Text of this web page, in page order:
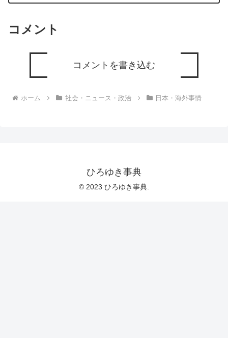
コメント
コメントを書き込む
ホーム 社会・ニュース・政治 日本・海外事情
ひろゆき事典
© 2023 ひろゆき事典.